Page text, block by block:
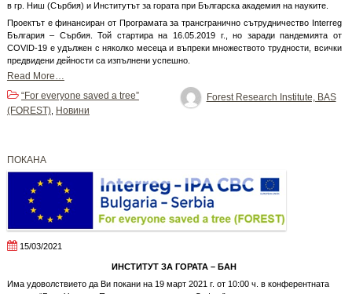
в гр. Ниш (Сърбия) и Институтът за гората при Българска академия на науките.
Проектът е финансиран от Програмата за трансгранично сътрудничество Interreg
България – Сърбия. Той стартира на 16.05.2019 г., но заради пандемията от
COVID-19 е удължен с няколко месеца и въпреки множеството трудности, всички
предвидени дейности са изпълнени успешно.
Read More…
Forest Research Institute, BAS
“For everyone saved a tree”
(FOREST), Новини
ПОКАНА
15/03/2021
ИНСТИТУТ ЗА ГОРАТА – БАН
Има удоволствието да Ви покани на 19 март 2021 г. от 10:00 ч. в конферентната